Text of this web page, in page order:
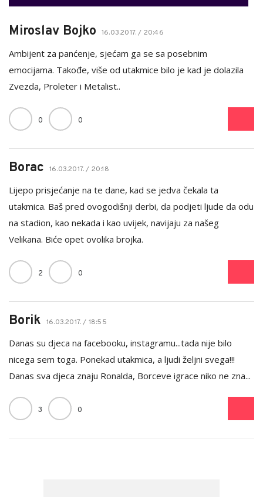
Miroslav Bojko 16.03.2017. / 20:46
Ambijent za panćenje, sjećam ga se sa posebnim
emocijama. Takođe, više od utakmice bilo je kad je dolazila
Zvezda, Proleter i Metalist..
0 0
Borac 16.03.2017. / 20:18
Lijepo prisjećanje na te dane, kad se jedva čekala ta
utakmica. Baš pred ovogodišnji derbi, da podjeti ljude da odu
na stadion, kao nekada i kao uvijek, navijaju za našeg
Velikana. Biće opet ovolika brojka.
2 0
Borik 16.03.2017. / 18:55
Danas su djeca na facebooku, instagramu...tada nije bilo
nicega sem toga. Ponekad utakmica, a ljudi željni svega!!!
Danas sva djeca znaju Ronalda, Borceve igrace niko ne zna...
3 0